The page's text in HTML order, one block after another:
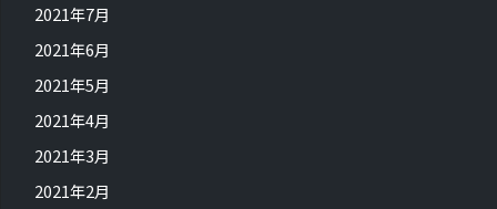
2021年7月
2021年6月
2021年5月
2021年4月
2021年3月
2021年2月